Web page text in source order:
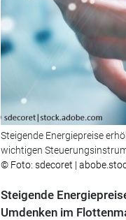
Steigende Energiepreise
wichtigen
© Foto: sdecoret |
Steigende
Umdenken im